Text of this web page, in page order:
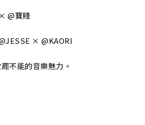
@寶賤
× @KAORI
不能的音樂魅力。